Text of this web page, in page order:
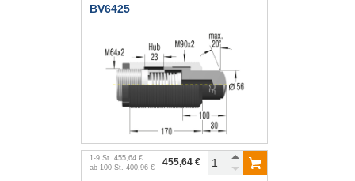
BV6425
1 -9 St. 455,64 €
ab 100 St. 400,96 € 455,64 €